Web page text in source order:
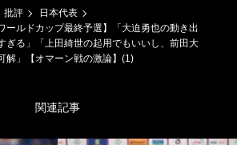
批評
日本代表
ールドカップ最終予選】「大迫勇也の動き出
ぎる」「上田綺世の起用でもいいし、前田大
解」【オマーン戦の激論】(1)
関連記事